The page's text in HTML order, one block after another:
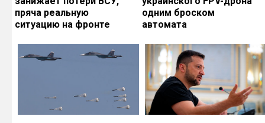
пряча реальную
ситуацию на фронте
одним броском
автомата